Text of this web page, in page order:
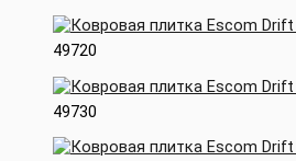
49720
49730